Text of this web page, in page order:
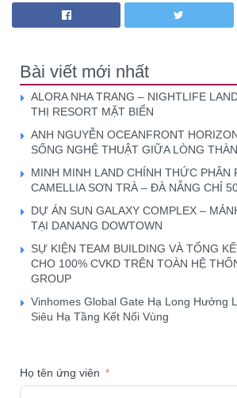
Bài viết mới nhất
ALORA NHA TRANG – NIGHTLIFE
THỊ RESORT MẶT BIỂN
ANH NGUYỄN OCEANFRONT
SỐNG NGHỆ THUẬT GIỮA LÒNG
MINH MINH LAND CHÍNH THỨC PHÂN
CAMELLIA SƠN TRÀ – ĐÀ NẴNG CHỈ
DỰ ÁN SUN GALAXY COMPLEX –
TẠI DANANG DOWTOWN
SỰ KIỆN TEAM BUILDING VÀ TỔNG
CHO 100% CVKD TRÊN TOÀN HỆ
GROUP
Vinhomes Global Gate Hạ Long Hưởng
Siêu Hạ Tầng Kết Nối Vùng
Họ tên ứng viên